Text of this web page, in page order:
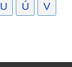
U Ú
V